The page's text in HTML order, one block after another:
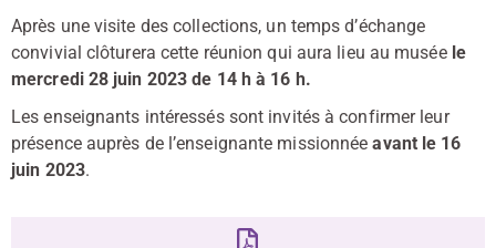
Après une visite des collections, un temps d’échange
convivial clôturera cette réunion qui aura lieu au muséele
mercredi 28 juin 2023 de 14 h à 16 h.
Les enseignants intéressés sont invités à confirmer leur
présence auprès de l’enseignante missionnéeavant le 16
juin 2023.